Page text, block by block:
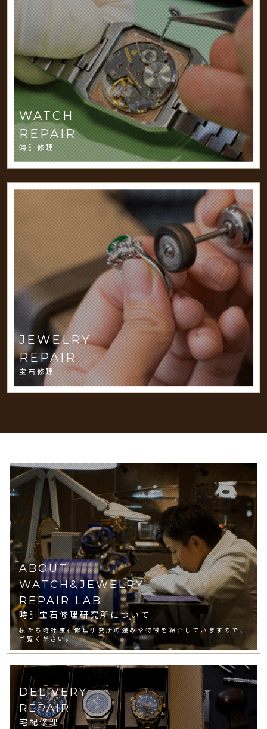
WATCH
REPAIR
時計修理
JEWELRY
REPAIR
宝石修理
ABOUT
WATCH&JEWELRY
REPAIR LAB
時計宝石修理研究所について
私たち時計宝石修理研究所の強みや特徴を紹介していますので、
ご覧ください。
DELIVERY
REPAIR
宅配修理